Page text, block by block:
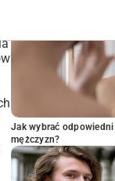
Jak wybrać
mężczyzn?